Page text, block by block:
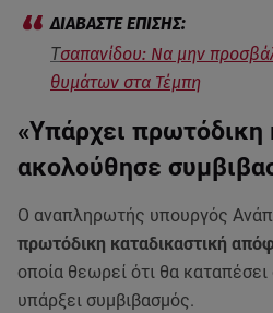
Τσαπανίδου: Να μην
θυμάτων στα Τέμπη
«Υπάρχει πρωτόδικη
ακολούθησε
Ο αναπληρωτής υπουργός
πρωτόδικη καταδικαστική
οποία θεωρεί ότι θα
υπάρξει συμβιβασμός.